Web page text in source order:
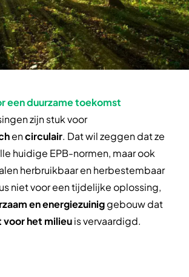
een duurzame toekomst
zijn stuk voor
encirculair. Dat wil zeggen dat ze
huidige EPB-normen, maar ook
herbruikbaar en herbestembaar
niet voor een tijdelijke oplossing,
en energiezuiniggebouw dat
voor het milieuis vervaardigd.